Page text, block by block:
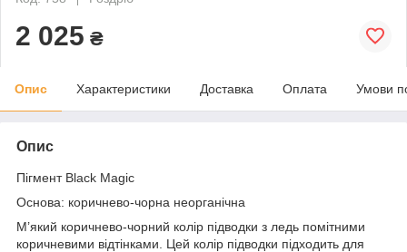
2 025 ₴
Опис Характеристики Доставка Оплата Умови
Опис
Пігмент Black Magic
Основа: коричнево-чорна неорганічна
М’який коричнево-чорний колір підводки з ледь помітними
коричневими відтінками. Цей колір підводки підходить для